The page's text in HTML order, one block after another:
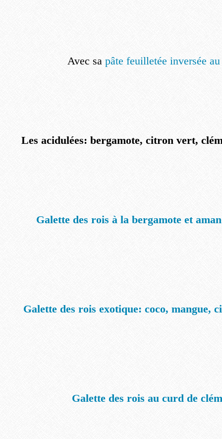
Avec sapâte feuilletée inversée
Les acidulées: bergamote, citron vert,
Galette des rois à la bergamote et
Galette des rois exotique: coco, mangue,
Galette des rois au curd de